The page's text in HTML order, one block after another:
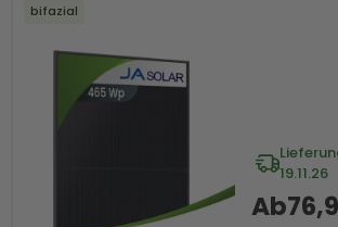
bifazial
19.11.26
Ab